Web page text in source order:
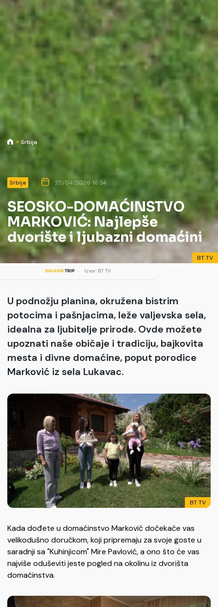
Izvor: BT TV
BT TV
Srbija
Srbija 25/04/2026,16:34
SEOSKO-DOMAĆINSTVO
MARKOVIĆ: Najlepše
dvorište i ljubazni domaćini
U podnožju planina, okružena bistrim
potocima i pašnjacima, leže valjevska sela,
idealna za ljubitelje prirode. Ovde možete
upoznati naše običaje i tradiciju, bajkovita
mesta i divne domaćine, poput porodice
Marković iz sela Lukavac.
BT TV
Kada dođete u domaćinstvo Marković dočekaće vas
velikodušno doručkom, koji pripremaju za svoje goste u
saradnji sa "Kuhinjicom" Mire Pavlović, a ono što će vas
najviše oduševiti jeste pogled na okolinu iz dvorišta
domaćinstva.